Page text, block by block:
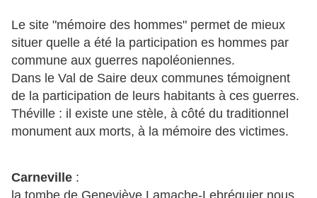
Le site "mémoire des hommes" permet de mieux
situer quelle a été la participation es hommes par
commune aux guerres napoléoniennes.
Dans le Val de Saire deux communes témoignent
de la participation de leurs habitants à ces guerres.
Théville : il existe une stèle, à côté du traditionnel
monument aux morts, à la mémoire des victimes.
Carneville :